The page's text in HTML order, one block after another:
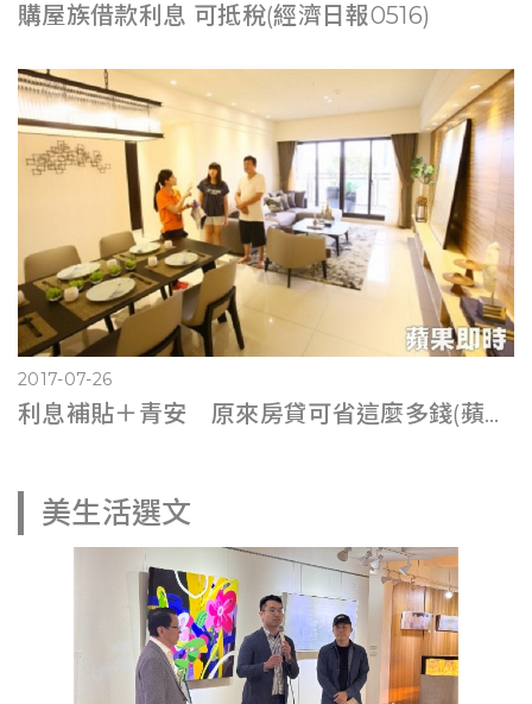
購屋族借款利息 可抵稅(經濟日報0516)
2017-07-26
利息補貼＋青安 原來房貸可省這麼多錢(蘋果即時0725)
美生活選文